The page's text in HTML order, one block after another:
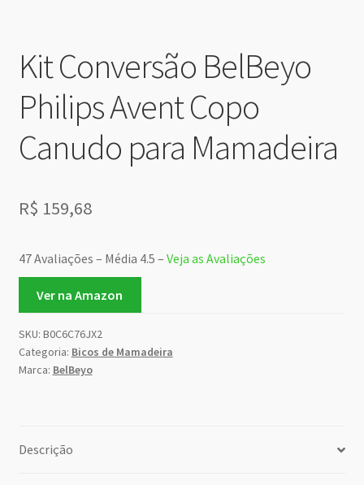
Kit Conversão BelBeyo
Philips Avent Copo
Canudo para Mamadeira
R$ 159,68
47 Avaliações – Média 4.5 – Veja as Avaliações
Ver na Amazon
SKU: B0C6C76JX2
Categoria: Bicos de Mamadeira
Marca: BelBeyo
Descrição